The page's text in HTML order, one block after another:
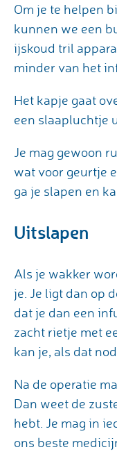
Om je te helpen
kunnen we een
ijskoud tril
minder van het
Het kapje gaat
een slaapluchtje
Je mag gewoon
wat voor geurtje
ga je slapen en
Uitslapen
Als je wakker
je. Je ligt dan op
dat je dan een
zacht rietje met
kan je, als dat
Na de operatie
Dan weet de
hebt. Je mag in
ons beste